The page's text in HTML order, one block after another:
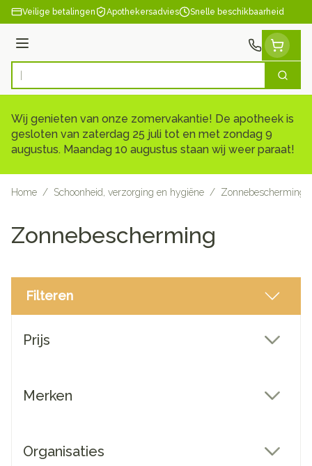
Ga naar de inhoud
Veilige betalingen Apothekersadvies Snelle beschikbaarheid
Menu
Product, merk, categorie... Zoek
Wij genieten van onze zomervakantie! De apotheek is
gesloten van zaterdag 25 juli tot en met zondag 9
augustus. Maandag 10 augustus staan wij weer paraat!
Home / Schoonheid, verzorging en hygiëne / Zonnebescherming
Zonnebescherming
Filteren
Prijs
Merken
Organisaties